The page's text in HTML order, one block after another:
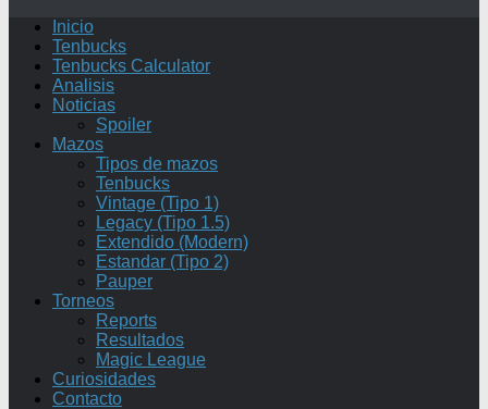
Inicio
Tenbucks
Tenbucks Calculator
Analisis
Noticias
Spoiler
Mazos
Tipos de mazos
Tenbucks
Vintage (Tipo 1)
Legacy (Tipo 1.5)
Extendido (Modern)
Estandar (Tipo 2)
Pauper
Torneos
Reports
Resultados
Magic League
Curiosidades
Contacto